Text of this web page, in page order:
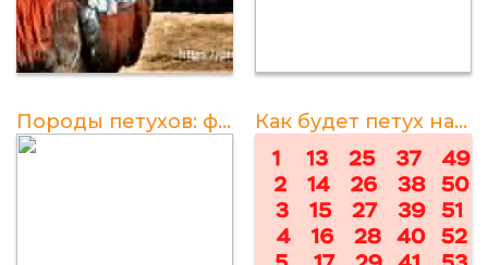
Породы петухов: фотографии и названия Как будет петух на китайском?